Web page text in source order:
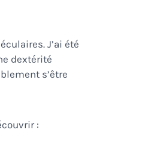
J’ai été
dextérité
s’être
: